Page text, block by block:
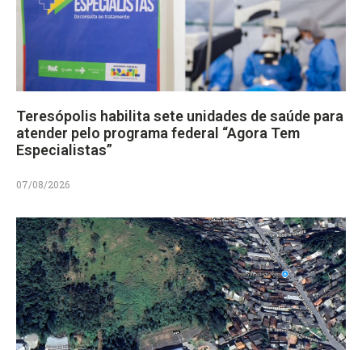
Teresópolis habilita sete unidades de saúde para
atender pelo programa federal “Agora Tem
Especialistas”
07/08/2026